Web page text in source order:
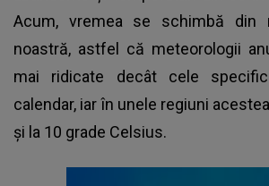
Acum, vremea se schimbă din
noastră, astfel că meteorologii
mai ridicate decât cele
calendar, iar în unele regiuni
și la 10 grade Celsius.